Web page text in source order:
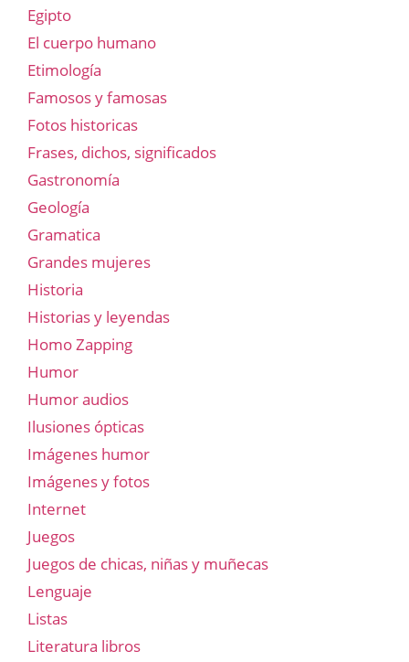
Egipto
El cuerpo humano
Etimología
Famosos y famosas
Fotos historicas
Frases, dichos, significados
Gastronomía
Geología
Gramatica
Grandes mujeres
Historia
Historias y leyendas
Homo Zapping
Humor
Humor audios
Ilusiones ópticas
Imágenes humor
Imágenes y fotos
Internet
Juegos
Juegos de chicas, niñas y muñecas
Lenguaje
Listas
Literatura libros